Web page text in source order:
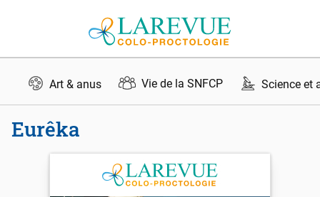
Art & anus Vie de la SNFCP Science et
Eurêka